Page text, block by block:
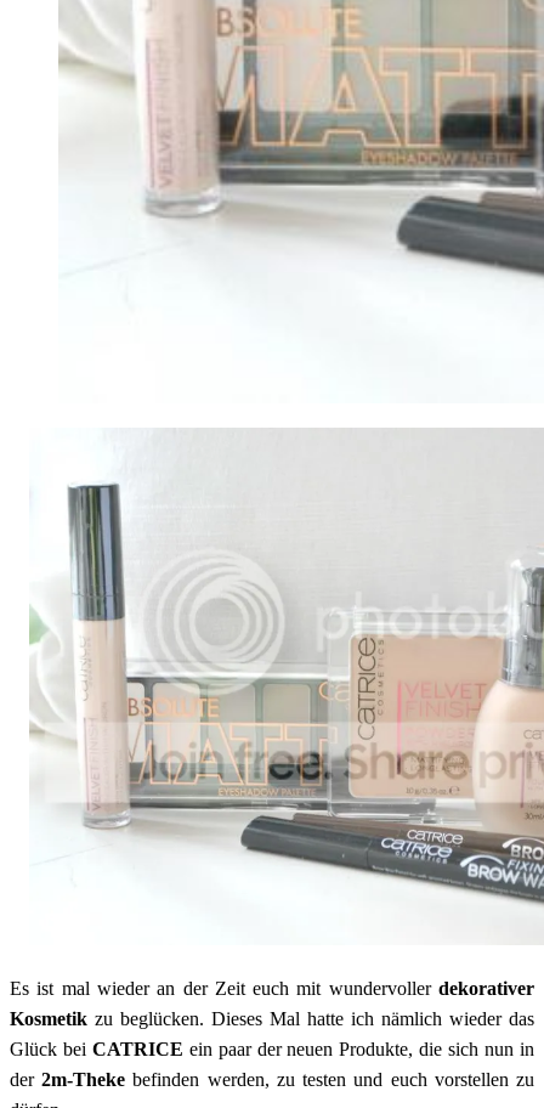
Es ist mal wieder an der Zeit euch mit wundervoller dekorativer
Kosmetik zu beglücken. Dieses Mal hatte ich nämlich wieder das
Glück bei CATRICE ein paar der neuen Produkte, die sich nun in
der2m-Thekebefinden werden, zu testen und euch vorstellen zu